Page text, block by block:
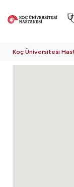
Koç Üniversitesi